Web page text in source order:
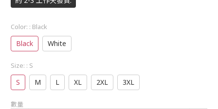
Color: : Black
Black White
Size: : S
S M L XL 2XL 3XL
數量